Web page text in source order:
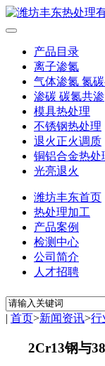
产品目录
离子渗氮
气体渗氮 氮
渗碳 碳氮共渗
模具热处理
不锈钢热处理
退火正火调质
铜铝合金热处
光亮退火
潍坊丰东首页
热处理加工
产品案例
检测中心
公司简介
人才招聘
| 首页>新闻资讯>行
2Cr13钢与